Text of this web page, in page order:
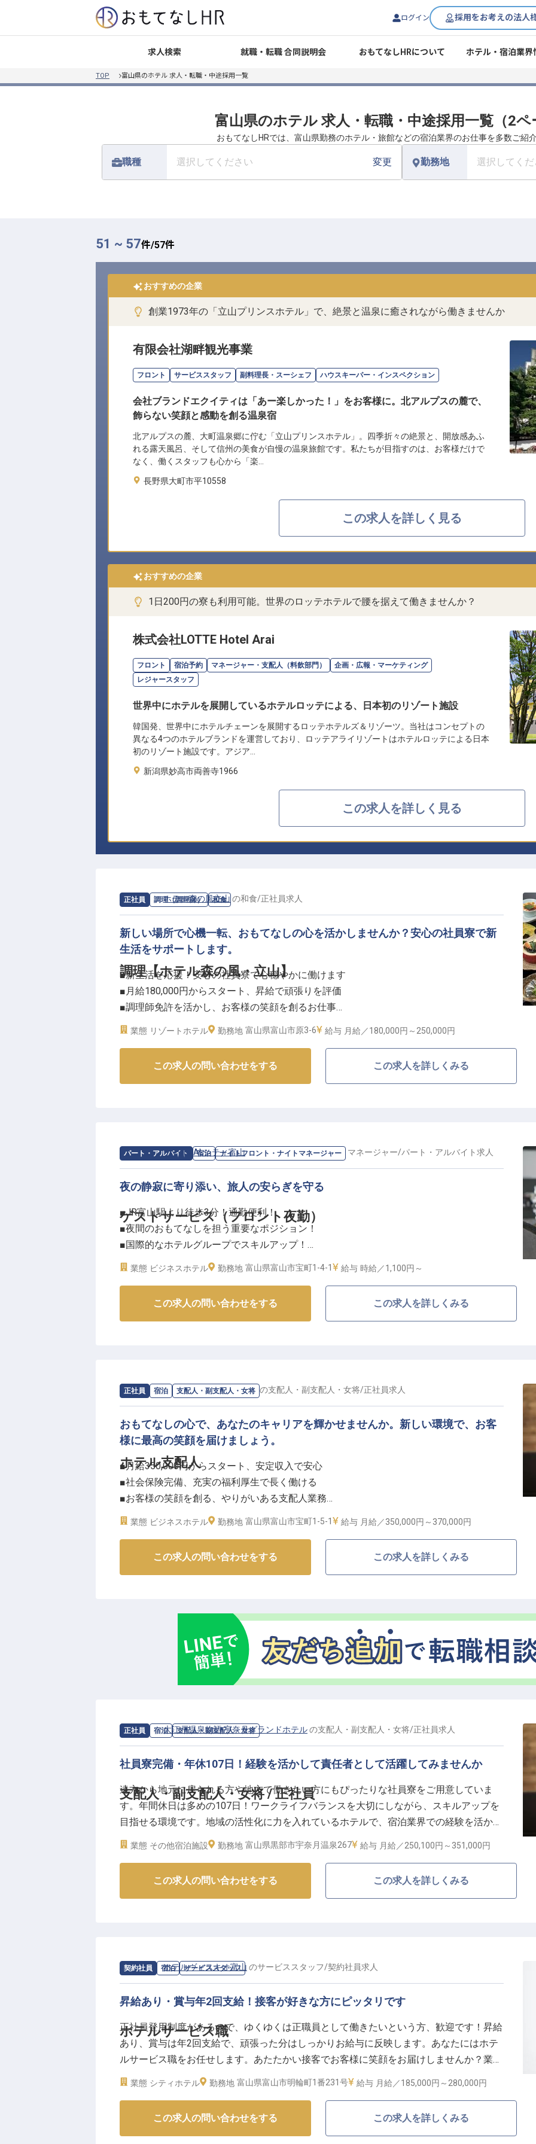
ログイン 採用をお考えの法人
求人検索 就職・転職 合同説明会 おもてなしHRについて ホテル・宿泊業界
TOP 富山県のホテル 求人・転職・中途採用一覧
富山県のホテル 求人・転職・中途採用一覧（2ペ
おもてなしHRでは、富山県勤務のホテル・旅館などの宿泊業界のお仕事を多数ご紹
職種 選択してください 変更 勤務地 選択してく
51 ~ 57件/57件
おすすめの企業
創業1973年の「立山プリンスホテル」で、絶景と温泉に癒されながら働きませんか
有限会社湖畔観光事業
フロント サービススタッフ 副料理長・スーシェフ ハウスキーパー・インスペクション
会社ブランドエクイティは「あー楽しかった！」をお客様に。北アルプスの麓で、
飾らない笑顔と感動を創る温泉宿
北アルプスの麓、大町温泉郷に佇む「立山プリンスホテル」。四季折々の絶景と、開放感あふ
れる露天風呂、そして信州の美食が自慢の温泉旅館です。私たちが目指すのは、お客様だけで
なく、働くスタッフも心から「楽…
長野県大町市平10558
この求人を詳しく見る
おすすめの企業
1日200円の寮も利用可能。世界のロッテホテルで腰を据えて働きませんか？
株式会社LOTTE Hotel Arai
フロント 宿泊予約 マネージャー・支配人（料飲部門）
企画・広報・マーケティング
レジャースタッフ
世界中にホテルを展開しているホテルロッテによる、日本初のリゾート施設
韓国発、世界中にホテルチェーンを展開するロッテホテルズ＆リゾーツ。当社はコンセプトの
異なる4つのホテルブランドを運営しており、ロッテアライリゾートはホテルロッテによる日本
初のリゾート施設です。アジア…
新潟県妙高市両善寺1966
この求人を詳しく見る
正社員 調理（調理師） 和食
調理【ホテル森の風・立山】
求人情報：ホテル森の風立山 の和食/正社員求人
新しい場所で心機一転、おもてなしの心を活かしませんか？安心の社員寮で新
生活をサポートします。
■新生活を応援！安心の社員寮で心穏やかに働けます
■月給180,000円からスタート、昇給で頑張りを評価
■調理師免許を活かし、お客様の笑顔を創るお仕事
■豊かな自然の中で、お客様に寄り添うおもてなし
立山の雄大な自然に囲まれた当ホテルで、お客様に忘れられないひとときを提供しません
か。
けます。
一つ一つの料理に心を込めて、お客様の心に残る感動を届けましょう。
当ホテルでは、社員一人ひとりが安心して長く働ける環境を整えています。
社会保険完備はもちろん、社員寮も完備しており、遠方からのご応募も歓迎いたします。
未経験の方でも、充実した研修制度で一から丁寧にサポート。経験者の方は、これまでの
スキルを存分に発揮し、さらにキャリアアップを目指せる環境です。昇給制度もあり、あ
お客様の笑顔のために、私たちと一緒に成長していきませんか。
業態 リゾートホテル 勤務地 富山県富山市原3-6 給与 月給／180,000円～ 250,000円
この求人の問い合わせをする この求人を詳しくみる
パート・アルバイト 宿泊 ナイトフロント・ナイトマネージャー
ゲストサービス（フロント夜勤）
求人情報：ホテルJALシティ富山のナイトフロント・ナイトマネージャー/パート・アルバイト求人
夜の静寂に寄り添い、旅人の安らぎを守る
■JR富山駅より徒歩3分！通勤便利！
■夜間のおもてなしを担う重要なポジション！
■国際的なホテルグループでスキルアップ！
■シフト制で働きやすい環境をご用意！
ホテルJALシティ富山は、""Smart simplicity""をコンセプトに、高機能なサービスをコンパ
クトに凝縮した上質なシティホテルです！ビジネスや観光など様々な目的のお客様に選ば
る中で、心に残るサービスを提供できるやりがいあるお仕事です！
ーー【ホスピタリティのプロフェッショナルへの成長をサポート】
オークラニッコーホテルズグループという国際的なホテルチェーンの一員として、高品質
なサービスの基礎から応用まで学べる環境をご用意しています！夜間という特別な時間帯
だからこそ培える冷静な判断力や臨機応変な対応力は、ホテルマンとしての大きな財産に
なるでしょう。
チームワークを大切にしながら、お客様の「ありがとう」を直接感じられる喜びがありま
す。責任ある立場で、ホテルの「顔」として活躍したい方、ぜひお待ちしております！
業態 ビジネスホテル 勤務地 富山県富山市宝町1-4-1 給与 時給／1,100円～
この求人の問い合わせをする この求人を詳しくみる
正社員 宿泊 支配人・副支配人・女将
ホテル支配人
求人情報：東横INN富山駅 新幹線口1 の支配人・副支配人・女将/正社員求人
おもてなしの心で、あなたのキャリアを輝かせませんか。新しい環境で、お客
様に最高の笑顔を届けましょう。
■月給350,000円からスタート、安定収入で安心
■社会保険完備、充実の福利厚生で長く働ける
■お客様の笑顔を創る、やりがいある支配人業務
■週休2日制でプライベートも大切にできる環境
支配人として、お客様に心温まる滞在を提供することが私たちの使命です。日々の業務で
は、スタッフと協力し、清潔で快適な空間を維持することはもちろん、お客様一人ひとり
て、より多くの方々に施設の魅力を伝え、忘れられない思い出を創り出す喜びを分かち合
いましょう。お客様の「ありがとう」が、何よりのやりがいとなるお仕事です。
ーー【成長を支える環境と、未来へ繋がるキャリア】
当施設では、あなたのキャリアをしっかりとサポートする環境が整っています。支配人と
後の再雇用制度もあり、長期的な視点で安心してキャリアを築けるでしょう。チーム一丸
となってお客様をお迎えし、共に成長できる働きがいのある職場です。
※2025年10月02日時点の情報です
業態 ビジネスホテル 勤務地 富山県富山市宝町1-5-1 給与 月給／350,000円～ 370,000円
この求人の問い合わせをする この求人を詳しくみる
正社員 宿泊 支配人・副支配人・女将
支配人・副支配人・女将 / 正社員
求人情報：大江戸温泉物語 宇奈月グランドホテルの支配人・副支配人・女将/正社員求人
社員寮完備・年休107日！経験を活かして責任者として活躍してみませんか
遠方から地元に戻られる方や地方で働きたい方にもぴったりな社員寮をご用意していま
す。年間休日は多めの107日！ワークライフバランスを大切にしながら、スキルアップを
目指せる環境です。地域の活性化に力を入れているホテルで、宿泊業界での経験を活かし
ながら「経営力・管理力」を磨いてみませんか？あなたの前向きな姿勢でホテルの運営に
携わることで、ゆくゆくは支配人へのキャリアアップもしていただけます。※この求人は
業態 その他宿泊施設 勤務地 富山県黒部市宇奈月温泉267 給与 月給／250,100円～ 351,000円
この求人の問い合わせをする この求人を詳しくみる
契約社員 宿泊 サービススタッフ
ホテルサービス職
求人情報：ホテルヴィスキオ富山 のサービススタッフ/契約社員求人
昇給あり・賞与年2回支給！接客が好きな方にピッタリです
正社員登用制度があるので、ゆくゆくは正職員として働きたいという方、歓迎です！昇給
あり、賞与は年2回支給で、頑張った分はしっかりお給与に反映します。あなたにはホテ
ルサービス職をお任せします。あたたかい接客でお客様に笑顔をお届けしませんか？業界
未経験の方も安心してご応募ください。9タイプの客室を備えた「ヴィスキオ富山」は、
業態 シティホテル 勤務地 富山県富山市明輪町1番231号 給与 月給／185,000円～ 280,000円
この求人の問い合わせをする この求人を詳しくみる